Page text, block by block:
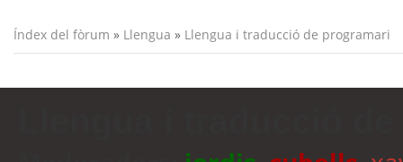
Índex del fòrum » Llengua » Llengua i traducció de programari